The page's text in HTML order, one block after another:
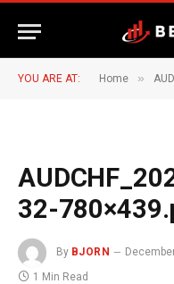
YOU ARE AT: Home »
32-
By BJORN
1 Min Read